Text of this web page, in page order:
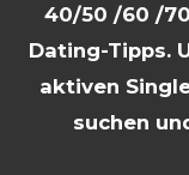
40/50 /60 /
Dating-Tipps.
aktiven
suchen